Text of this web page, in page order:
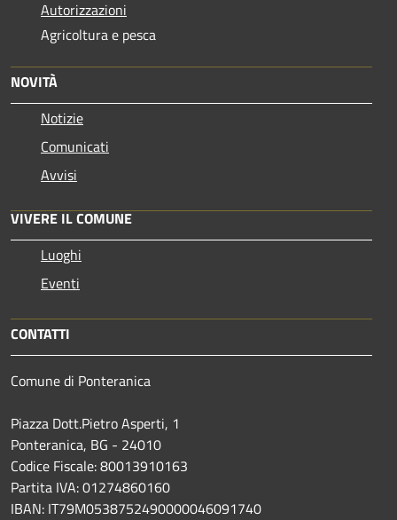
Autorizzazioni
Agricoltura e pesca
NOVITÀ
Notizie
Comunicati
Avvisi
VIVERE IL COMUNE
Luoghi
Eventi
CONTATTI
Comune di Ponteranica
Piazza Dott.Pietro Asperti, 1
Ponteranica, BG - 24010
Codice Fiscale: 80013910163
Partita IVA: 01274860160
IBAN: IT79M0538752490000046091740